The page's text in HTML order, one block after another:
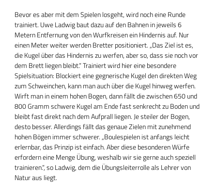
Bevor es aber mit dem Spielen losgeht, wird noch eine Runde
trainiert. Uwe Ladwig baut dazu auf den Bahnen in jeweils 6
Metern Entfernung von den Wurfkreisen ein Hindernis auf. Nur
einen Meter weiter werden Bretter positioniert. „Das Ziel ist es,
die Kugel über das Hindernis zu werfen, aber so, dass sie noch vor
dem Brett liegen bleibt.“ Trainiert wird hier eine besondere
Spielsituation: Blockiert eine gegnerische Kugel den direkten Weg
zum Schweinchen, kann man auch über die Kugel hinweg werfen.
Wirft man in einem hohen Bogen, dann fällt die zwischen 650 und
800 Gramm schwere Kugel am Ende fast senkrecht zu Boden und
bleibt fast direkt nach dem Aufprall liegen. Je steiler der Bogen,
desto besser. Allerdings fällt das genaue Zielen mit zunehmend
hohen Bögen immer schwerer. „Boulespielen ist anfangs leicht
erlernbar, das Prinzip ist einfach. Aber diese besonderen Würfe
erfordern eine Menge Übung, weshalb wir sie gerne auch speziell
trainieren.“, so Ladwig, dem die Übungsleiterrolle als Lehrer von
Natur aus liegt.